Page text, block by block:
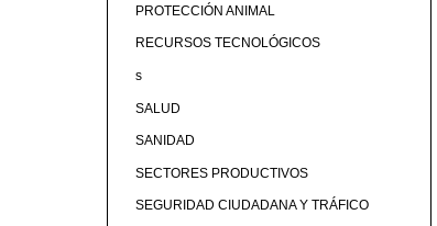
PROTECCIÓN ANIMAL
RECURSOS TECNOLÓGICOS
s
SALUD
SANIDAD
SECTORES PRODUCTIVOS
SEGURIDAD CIUDADANA Y TRÁFICO